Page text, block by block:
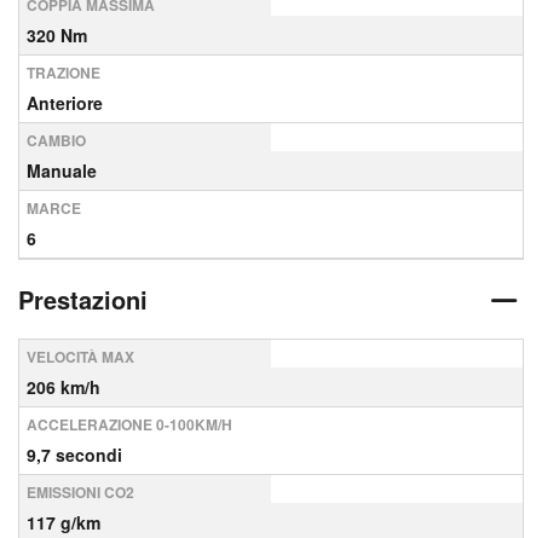
COPPIA MASSIMA
320 Nm
TRAZIONE
Anteriore
CAMBIO
Manuale
MARCE
6
Prestazioni
VELOCITÀ MAX
206 km/h
ACCELERAZIONE 0-100KM/H
9,7 secondi
EMISSIONI CO2
117 g/km